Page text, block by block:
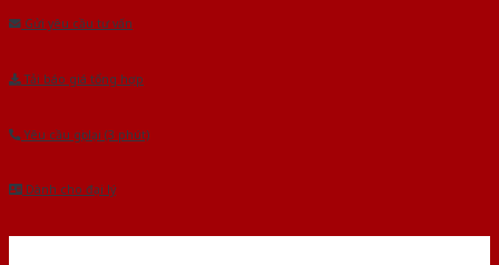
Gửi yêu cầu tư vấn
Tải báo giá tổng hợp
Yêu cầu gọi lại (3 phút)
Dành cho đại lý